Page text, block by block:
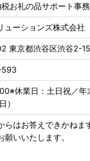
お礼の品サポート事
ューションズ株式会社
東京都渋谷区渋谷2-
休業日：土日祝／年
）
はお答えできかねま
いいたします。